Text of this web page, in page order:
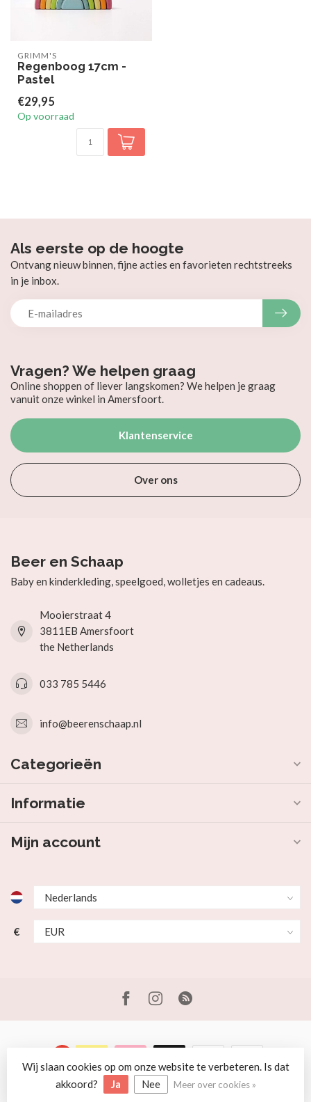
GRIMM'S
Regenboog 17cm -
Pastel
€29,95
Op voorraad
Vragen? We helpen graag
Online shoppen of liever langskomen? We helpen je graag
vanuit onze winkel in Amersfoort.
Klantenservice
Over ons
Als eerste op de hoogte
Ontvang nieuw binnen, fijne acties en favorieten rechtstreeks
in je inbox.
Beer en Schaap
Baby en kinderkleding, speelgoed, wolletjes en cadeaus.
Mooierstraat 4
3811EB Amersfoort
the Netherlands
033 785 5446
info@beerenschaap.nl
Categorieën
Informatie
Mijn account
€
© Copyright 2026 Beer en Schaap
Wij slaan cookies op om onze website te verbeteren. Is dat
akkoord?
Ja Nee Meer over cookies »